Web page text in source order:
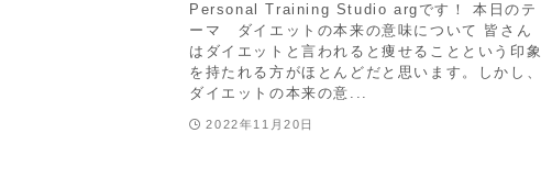
Personal Training Studio argです！ 本日のテ
ーマ ダイエットの本来の意味について 皆さん
はダイエットと言われると痩せることという印象
を持たれる方がほとんどだと思います。しかし、
ダイエットの本来の意...
2022年11月20日